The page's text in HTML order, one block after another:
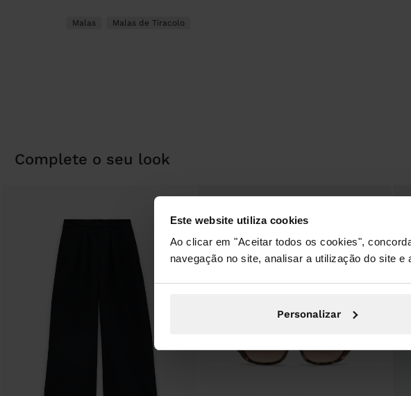
Este website utiliza cookies
Ao clicar em "Aceitar todos os cookies",
navegação no site, analisar a utilização do site
Personalizar
Malas Malas de Tiracolo
complete o seu look